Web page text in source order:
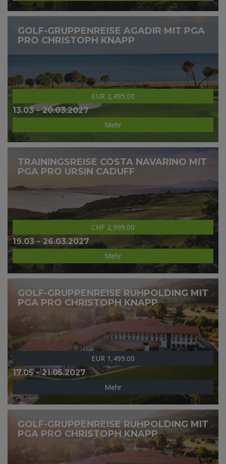
GOLF-GRUPPENREISE AGADIR MIT PGA
PRO CHRISTOPH KNAPP
EUR 2,495.00
13.03 - 20.03.2027
Mehr
TRAININGSREISE COSTA NAVARINO MIT
PGA PRO URSIN CADUFF
CHF 2,999.00
19.03 - 26.03.2027
Mehr
GOLF-GRUPPENREISE RUHPOLDING MIT
PGA PRO CHRISTOPH KNAPP
EUR 1,499.00
17.05 - 21.05.2027
Mehr
GOLF-GRUPPENREISE RUHPOLDING MIT
PGA PRO CHRISTOPH KNAPP